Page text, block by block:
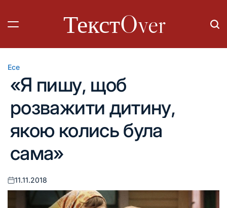
вмісту
ТекстOver
Опублікувати
Есе
«Я пишу, щоб
розважити дитину,
якою колись була
сама»
Оприлюднено
11.11.2018